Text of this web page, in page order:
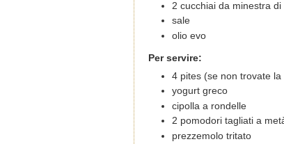
2 cucchiai da minestra
sale
olio evo
Per servire:
4 pites (se non trovate
yogurt greco
cipolla a rondelle
2 pomodori tagliati a
prezzemolo tritato